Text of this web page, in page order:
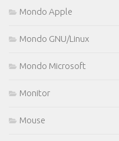
Mondo Apple
Mondo GNU/Linux
Mondo Microsoft
Monitor
Mouse